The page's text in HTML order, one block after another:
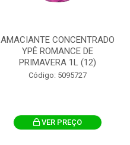
AMACIANTE CONCENTRADO
YPÊ ROMANCE DE
PRIMAVERA 1L (12)
Código: 5095727
VER PREÇO